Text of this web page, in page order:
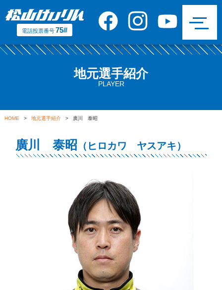
電話投票番号 75#
地元選手紹介
PLAYER
HOME > 地元選手紹介> 廣川 泰昭
廣川 泰昭 （ヒロカワ ヤスアキ）